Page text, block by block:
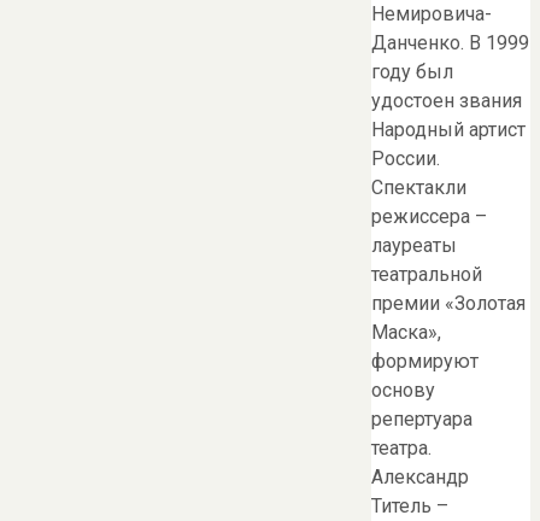
Немировича-
Данченко. В 1999
году был
удостоен звания
Народный артист
России.
Спектакли
режиссера –
лауреаты
театральной
премии «Золотая
Маска»,
формируют
основу
репертуара
театра.
Александр
Титель –